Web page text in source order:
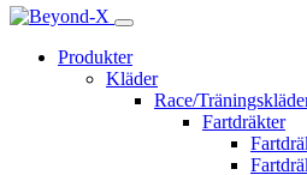
Produkter
Kläder
Race/
Fartdräkter